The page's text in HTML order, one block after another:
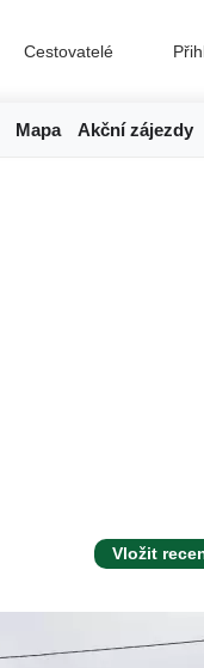
Cestovatelé
Mapa Akční zájezdy
Vložit